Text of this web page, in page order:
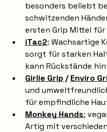
besonders beliebt
schwitzenden
ersten Grip Mittel für
iTac2: Wachsartige
sorgt für starken
kann Rückstände
Girlie Grip / Enviro
und
für empfindliche
Monkey Hands:
Artig mit